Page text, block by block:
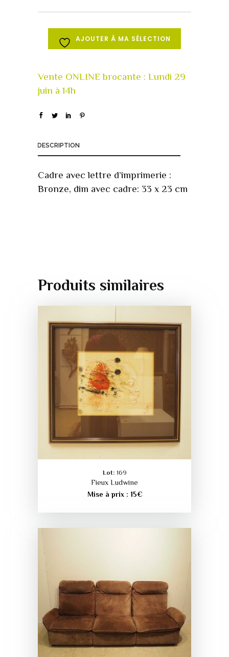
AJOUTER À MA SÉLECTION
DESCRIPTION
Cadre avec lettre d’imprimerie :
Bronze, dim avec cadre: 33 x 23 cm
Produits similaires
Lot: 169
Fieux Ludwine
Mise à prix : 15€